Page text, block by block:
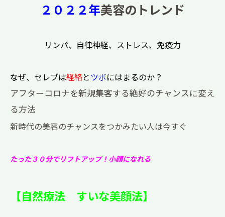
２０２２年美容のトレンド
リンパ、自律神経、ストレス、免疫力
なぜ、セレブは経絡とツボにはまるのか？
アフターコロナを新規集客する絶好のチャンスに変え
る方法
新時代の美容のチャンスをつかみたい人は今すぐ
たった３０分でリフトアップ！小顔になれる
【自然療法 すいな美顔法】